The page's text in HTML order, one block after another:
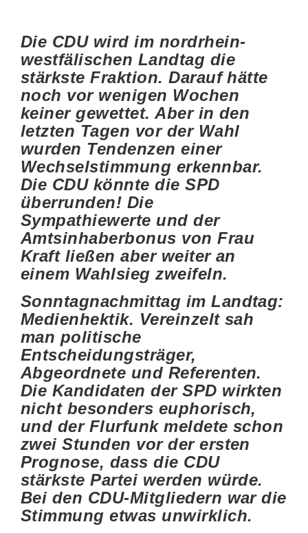
Die CDU wird im nordrhein-
westfälischen Landtag die
stärkste Fraktion. Darauf hätte
noch vor wenigen Wochen
keiner gewettet. Aber in den
letzten Tagen vor der Wahl
wurden Tendenzen einer
Wechselstimmung erkennbar.
Die CDU könnte die SPD
überrunden! Die
Sympathiewerte und der
Amtsinhaberbonus von Frau
Kraft ließen aber weiter an
einem Wahlsieg zweifeln.
Sonntagnachmittag im Landtag:
Medienhektik. Vereinzelt sah
man politische
Entscheidungsträger,
Abgeordnete und Referenten.
Die Kandidaten der SPD wirkten
nicht besonders euphorisch,
und der Flurfunk meldete schon
zwei Stunden vor der ersten
Prognose, dass die CDU
stärkste Partei werden würde.
Bei den CDU-Mitgliedern war die
Stimmung etwas unwirklich.